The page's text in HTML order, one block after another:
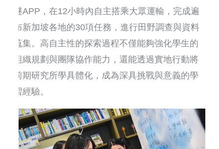
謎APP，在12小時內自主搭乘大眾運輸，完成遍
布新加坡各地的30項任務，進行田野調查與資料
蒐集。高自主性的探索過程不僅能夠強化學生的
組織規劃與團隊協作能力，還能透過實地行動將
前期研究所學具體化，成為深具挑戰與意義的學
習經驗。